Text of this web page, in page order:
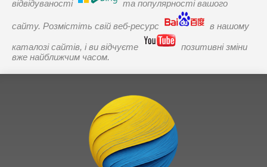
відвідуваності
та популярності вашого
сайту. Розмістіть свій веб-ресурс в нашому
каталозі сайтів, і ви відчуєте
позитивні зміни
вже найближчим часом.